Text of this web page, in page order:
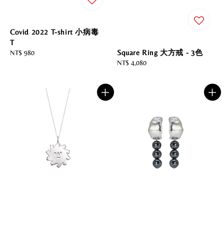
Covid 2022 T-shirt 小病毒
T
Regular
NT$ 980 Square Ring 大方戒 - 3色
Regular
NT$ 4,080